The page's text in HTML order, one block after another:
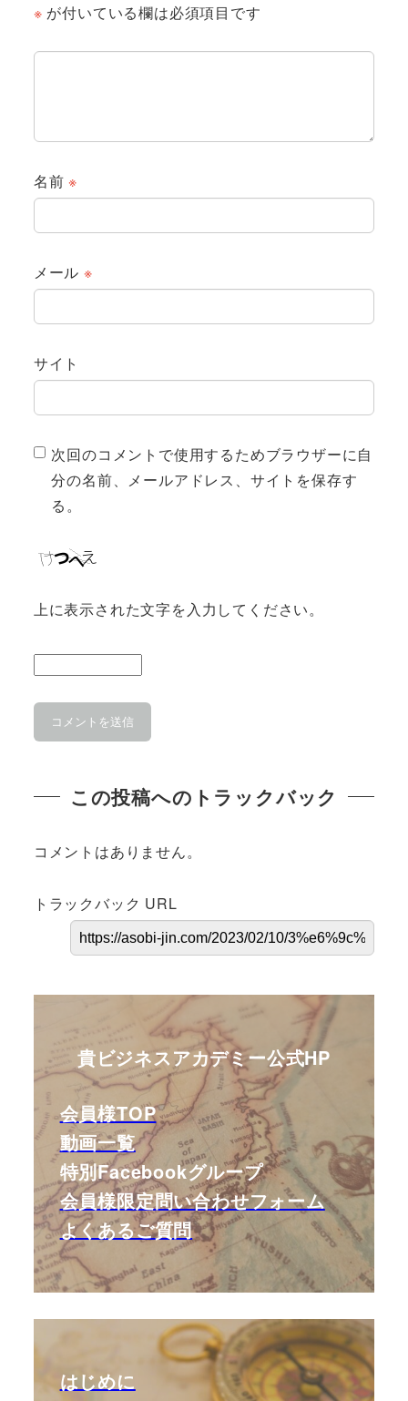
※ が付いている欄は必須項目です
名前※
メール ※
サイト
次回のコメントで使用するためブラウザーに自
分の名前、メールアドレス、サイトを保存す
る。
上に表示された文字を入力してください。
この投稿へのトラックバック
コメントはありません。
トラックバック URL
貴ビジネスアカデミー公式HP
会員様TOP
動画一覧
特別Facebookグループ
会員様限定問い合わせフォーム
よくあるご質問
はじめに